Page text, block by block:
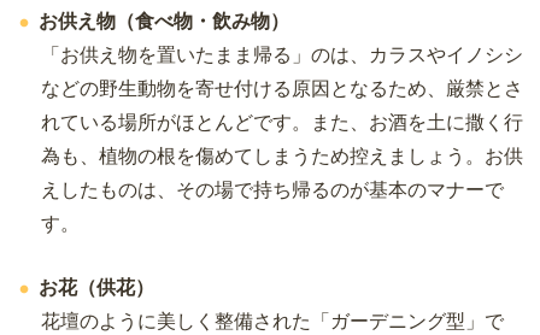
お供え物（食べ物・飲み物）
「お供え物を置いたまま帰る」のは、カラスやイノシシ
などの野生動物を寄せ付ける原因となるため、厳禁とさ
れている場所がほとんどです。また、お酒を土に撒く行
為も、植物の根を傷めてしまうため控えましょう。お供
えしたものは、その場で持ち帰るのが基本のマナーで
す。
お花（供花）
花壇のように美しく整備された「ガーデニング型」で